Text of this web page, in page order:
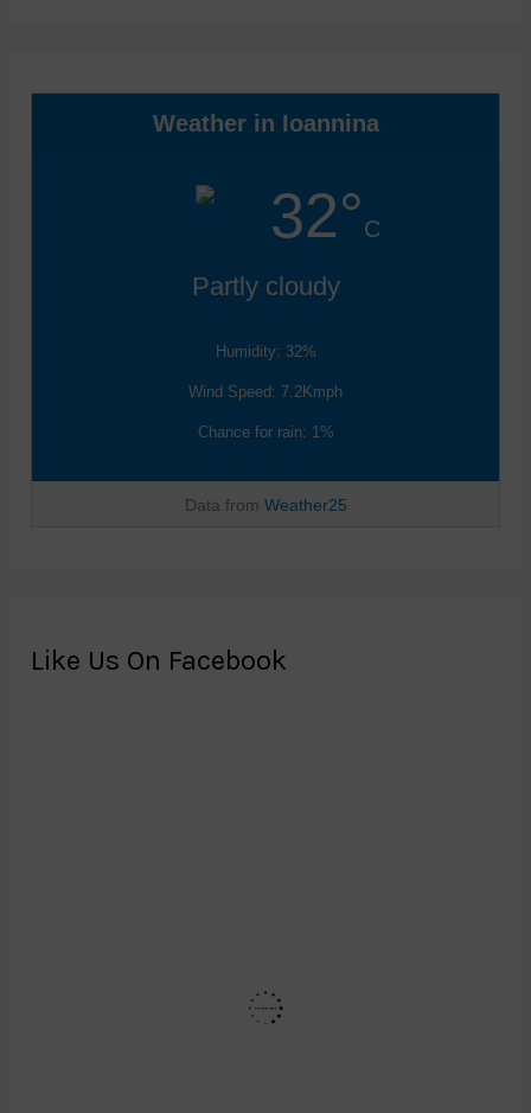
Weather in Ioannina
32°C
Partly cloudy
Humidity: 32%
Wind Speed: 7.2Kmph
Chance for rain: 1%
Data from Weather25
Like Us On Facebook